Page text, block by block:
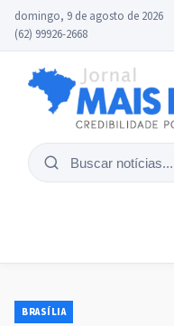
domingo, 9 de agosto de 2026
(62) 99926-2668
Buscar
BRASÍLIA